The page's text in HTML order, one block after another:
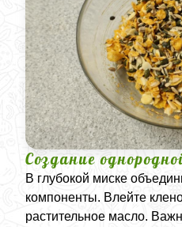
Создание
В глубокой миске
компоненты. Влейте
растительное масло.